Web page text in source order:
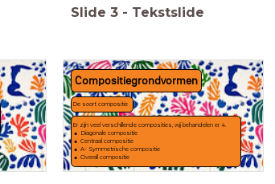
Slide 3 - Tekstslide
Compositiegrondvormen
De soort compositie
Er zijn veel verschillende composities, wij behandelen er 4.
Diagonale compositie
Centraal compositie
A- Symmetrische compositie
Overall compositie